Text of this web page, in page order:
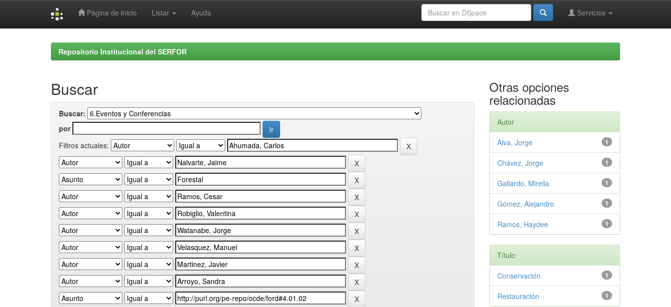
Página de inicio Listar Ayuda Servicios
Repositorio Institucional del SERFOR
Buscar
Buscar:
por
Filtros actuales:
Otras opciones
relacionadas
Autor
1
Alva, Jorge
1
Chávez, Jorge
1
Gallardo, Mirella
1
Gómez, Alejandro
1
Ramos, Haydee
Título
1
Conservación
1
Restauración